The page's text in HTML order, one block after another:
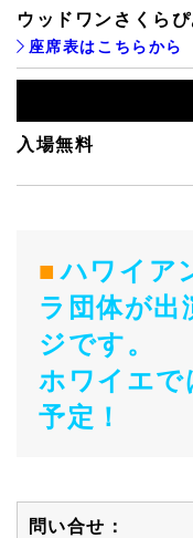
ウッドワンさくら
座席表はこちらから
入場無料
ハワイア
ラ団体が出
ジです。
ホワイエで
予定！
問い合せ：